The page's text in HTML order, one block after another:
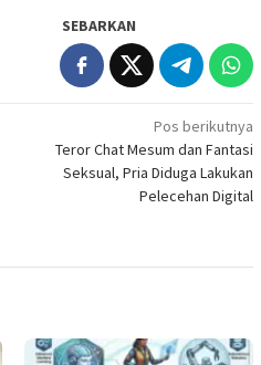
SEBARKAN
Pos berikutnya
Teror Chat Mesum dan Fantasi
Seksual, Pria Diduga Lakukan
Pelecehan Digital